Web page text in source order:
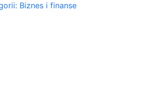
Biznes i finanse